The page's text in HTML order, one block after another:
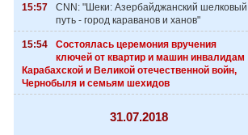
15:57
CNN: "Шеки: Азербайджанский шелковый
путь - город караванов и ханов"
15:54
Состоялась церемония вручения
ключей от квартир и машин инвалидам
Карабахской и Великой отечественной войн,
Чернобыля и семьям шехидов
31.07.2018